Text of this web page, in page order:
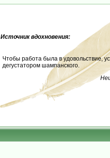
Источник вдохновения:
Чтобы работа была в удовольствие,
дегустатором шампанского.